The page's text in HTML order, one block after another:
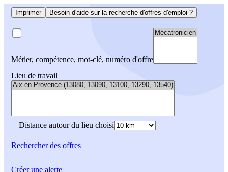
Imprimer Besoin d'aide sur la recherche d'offres d'emploi ?
Métier, compétence, mot-clé, numéro d'offre
Lieu de travail
Distance autour du lieu choisi
Rechercherdes offres
Créer une alerte